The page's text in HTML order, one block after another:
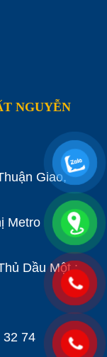
NGUYỄN
Giao,
Metro
Dầu Một :
32 74